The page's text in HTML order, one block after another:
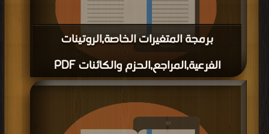
برمجة المتغيرات الخاصة,الروتينات
الفرعية,المراجع,الحزم والكائنات PDF
قراءة و تحميل كتاب برمجة المتغيرات الخاصة,الروتينات الفرعية,المراجع,الحزم والكائنات
PDF مجانا